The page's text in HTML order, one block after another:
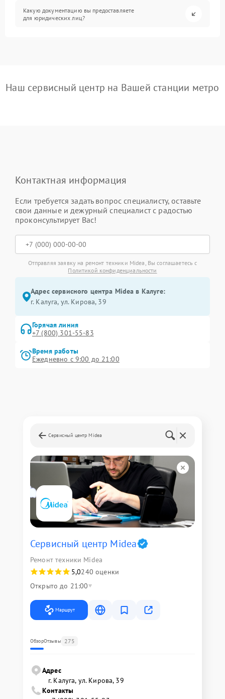
Какую документацию вы предоставляете
для юридических лиц?
Наш сервисный центр на Вашей станции метро
Контактная информация
Если требуется задать вопрос специалисту, оставьте
свои данные и дежурный специалист с радостью
проконсультирует Вас!
Отправляя заявку на ремонт техники Midea, Вы соглашаетесь с
Политикой конфиденциальности
Адрес сервисного центра Midea в Калуге:
г. Калуга, ул. Кирова, 39
Горячая линия
+7 (800) 301-55-83
Время работы
Ежедневно с 9:00 до 21:00
Сервисный центр Midea
Сервисный центр Midea
Ремонт техники Midea
5,0240 оценки
Открыто до 21:00
Маршрут
ОбзорОтзывы 275
Адрес
г. Калуга, ул. Кирова, 39
Контакты